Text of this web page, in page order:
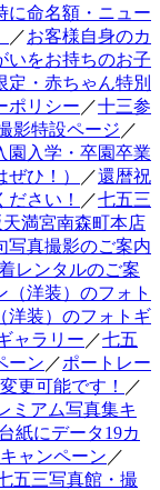
に命名額・ニュー
／お客様自身のカ
いをお持ちのお子
定・赤ちゃん特別
ポリシー ／十三参
影特設ページ ／
園入学・卒園卒業
ひ！）
／還暦祝
さい！ ／七五三
満宮南森町本店
写真撮影のご案内
レンタルのご案
（洋装）のフォト
洋装）のフォトギ
ャラリー ／七五
ーン ／ポートレー
更可能です！ ／
ミアム写真集キ
紙にデータ19カ
ャンペーン ／
五三写真館・撮